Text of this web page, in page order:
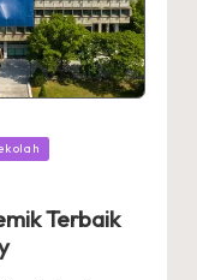
Terbaik